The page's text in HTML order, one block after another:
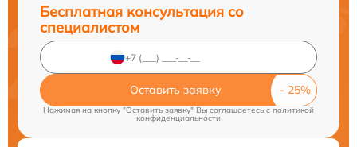
Бесплатная консультация со
специалистом
Оставить заявку
Нажимая на кнопку "Оставить заявку" Вы соглашаетесь c политикой
конфиденциальности